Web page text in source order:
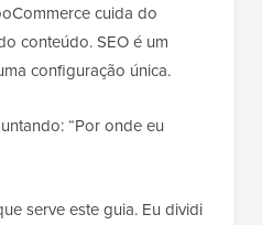
cuida do
conteúdo. SEO é um
configuração única.
“Por onde eu
serve este guia. Eu dividi